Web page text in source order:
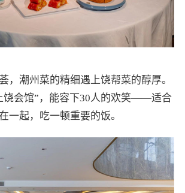
，潮州菜的精细遇上饶帮菜的醇厚。
饶会馆”，能容下30人的欢笑——适合
一起，吃一顿重要的饭。